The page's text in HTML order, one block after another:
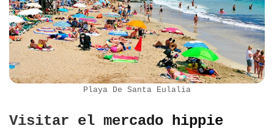
Playa De Santa Eulalia
Visitar el mercado hippie